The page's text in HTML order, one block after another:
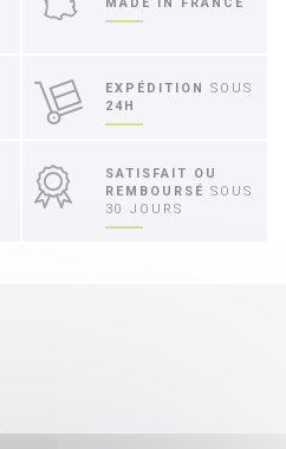
EXPÉDITION
SOUS
24H
SATISFAIT OU
REMBOURSÉ SOUS
30 JOURS